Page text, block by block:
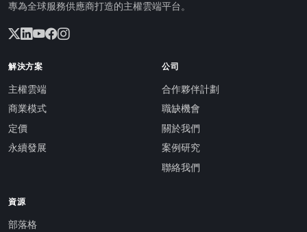
專為全球服務供應商打造的主權雲端平台。
解決方案
主權雲端
商業模式
定價
永續發展
公司
合作夥伴計劃
職缺機會
關於我們
案例研究
聯絡我們
資源
部落格